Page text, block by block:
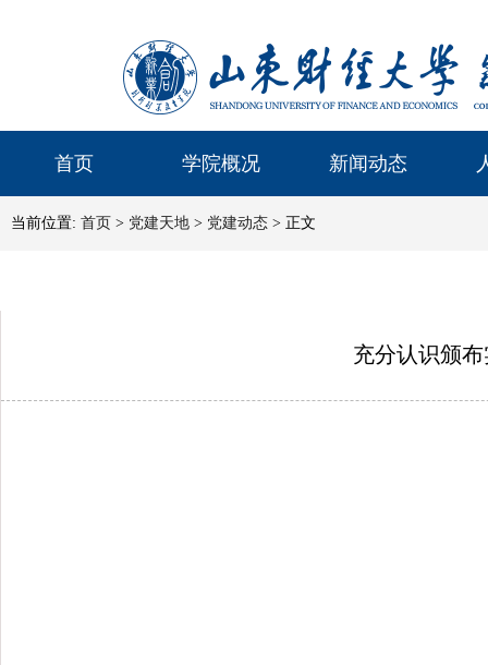
首页 学院概况 新闻动态
当前位置: 首页 > 党建天地 > 党建动态 > 正文
充分认识颁